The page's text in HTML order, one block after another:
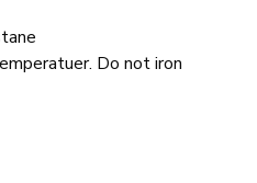
Do not iron